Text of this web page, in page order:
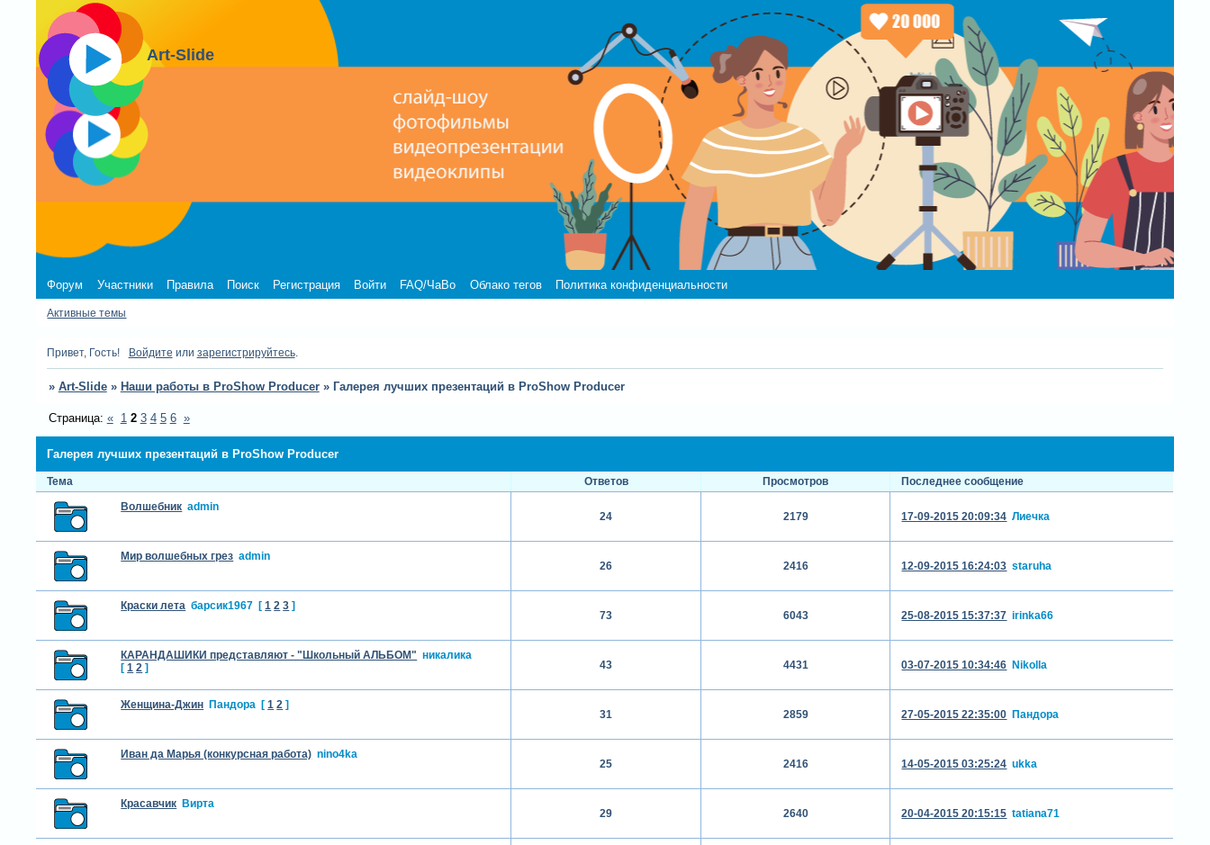
Art-Slide
Форум Участники Правила Поиск Регистрация Войти FAQ/ЧаВо Облако тегов Политика конфиденциальности
Активные темы
Привет, Гость! Войдите или зарегистрируйтесь.
» Art-Slide » Наши работы в ProShow Producer » Галерея лучших презентаций в ProShow Producer
Галерея лучших презентаций в ProShow Producer
Страница: « 1 2 3 4 5 6 »
Тема Ответов Просмотров
Последнее сообщение
Волшебник admin
24 2179 17-09-2015 20:09:34 Лиечка
Мир волшебных грез admin
26 2416 12-09-2015 16:24:03 staruha
Краски лета барсик1967 [ 1 2 3 ]
73 6043 25-08-2015 15:37:37 irinka66
КАРАНДАШИКИ представляют - "Школьный АЛЬБОМ" никалика
[ 1 2 ] 43 4431 03-07-2015 10:34:46 Nikolla
Женщина-Джин Пандора [ 1 2 ]
31 2859 27-05-2015 22:35:00 Пандора
Иван да Марья (конкурсная работа) nino4ka
25 2416 14-05-2015 03:25:24 ukka
Красавчик Вирта
29 2640 20-04-2015 20:15:15 tatiana71